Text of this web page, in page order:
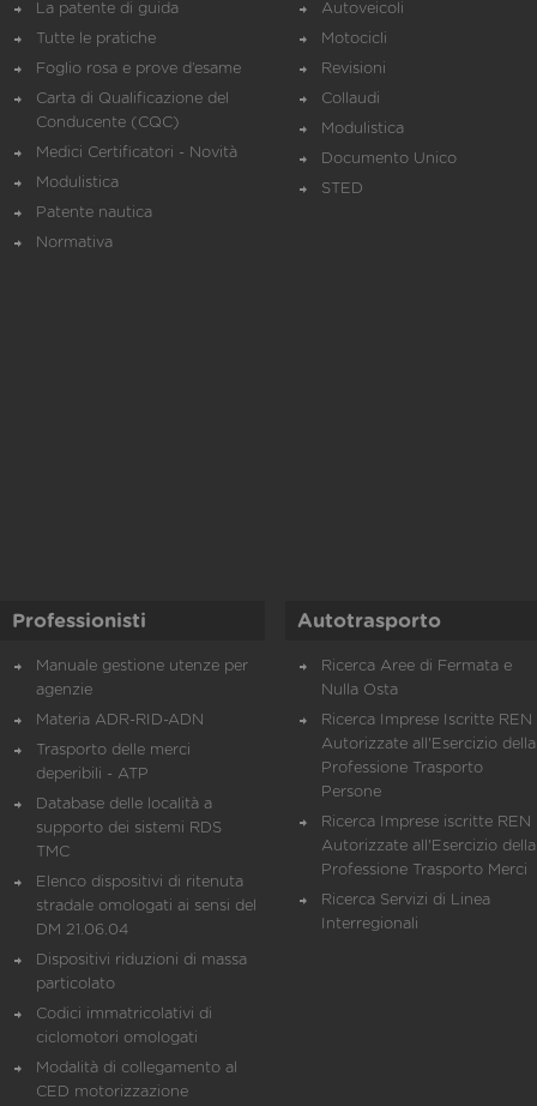
La patente di guida
Tutte le pratiche
Foglio rosa e prove d’esame
Carta di Qualificazione del
Conducente (CQC)
Medici Certificatori - Novità
Modulistica
Patente nautica
Normativa
Autoveicoli
Motocicli
Revisioni
Collaudi
Modulistica
Documento Unico
STED
Professionisti
Manuale gestione utenze per
agenzie
Materia ADR-RID-ADN
Trasporto delle merci
deperibili - ATP
Database delle località a
supporto dei sistemi RDS
TMC
Elenco dispositivi di ritenuta
stradale omologati ai sensi del
DM 21.06.04
Dispositivi riduzioni di massa
particolato
Codici immatricolativi di
ciclomotori omologati
Modalità di collegamento al
CED motorizzazione
Autotrasporto
Ricerca Aree di Fermata e
Nulla Osta
Ricerca Imprese Iscritte REN
Autorizzate all'Esercizio della
Professione Trasporto
Persone
Ricerca Imprese iscritte REN
Autorizzate all'Esercizio della
Professione Trasporto Merci
Ricerca Servizi di Linea
Interregionali